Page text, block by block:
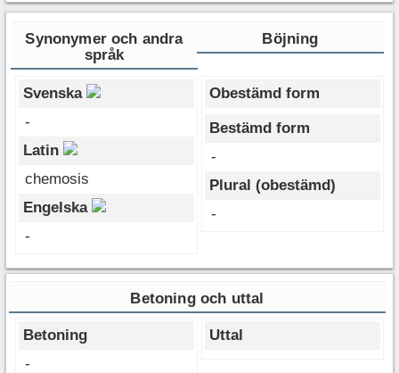
Synonymer och andra
språk
Böjning
Svenska
-
Latin
chemosis
Engelska
-
Obestämd form
Bestämd form
-
Plural (obestämd)
-
Betoning och uttal
Betoning
-
Uttal